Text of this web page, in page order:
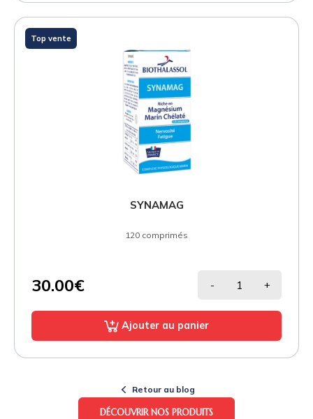
Top vente
SYNAMAG
120 comprimés
30.00€ - +
Ajouter au panier
Retour au blog
DÉCOUVRIR NOS PRODUITS